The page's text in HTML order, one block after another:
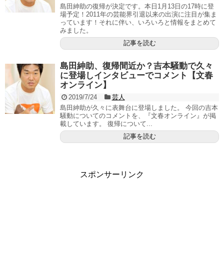
島田紳助の復帰が決定です。本日1月13日の17時に登
場予定！2011年の芸能界引退以来の出演に注目が集ま
っています！それに伴い、いろいろと情報をまとめて
みました。
記事を読む
島田紳助、復帰間近か？吉本騒動で久々
に登場しインタビューでコメント【文春
オンライン】
2019/7/24
芸人
島田紳助が久々に表舞台に登場しました。 今回の吉本
騒動についてのコメントを、『文春オンライン』が掲
載しています。 復帰について...
記事を読む
スポンサーリンク